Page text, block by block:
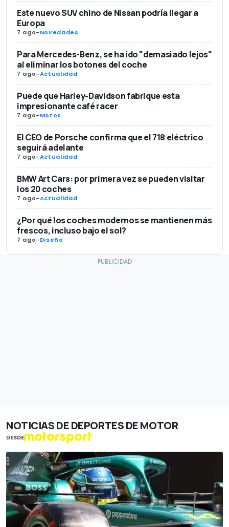
Este nuevo SUV chino de Nissan podría llegar a
Europa
7 ago-Novedades
Para Mercedes-Benz, se ha ido "demasiado lejos"
al eliminar los botones del coche
7 ago-Actualidad
Puede que Harley-Davidson fabrique esta
impresionante café racer
7 ago-Motos
El CEO de Porsche confirma que el 718 eléctrico
seguirá adelante
7 ago-Actualidad
BMW Art Cars: por primera vez se pueden visitar
los 20 coches
7 ago-Actualidad
¿Por qué los coches modernos se mantienen más
frescos, incluso bajo el sol?
7 ago-Diseño
NOTICIAS DE DEPORTES DE MOTOR
DESDE